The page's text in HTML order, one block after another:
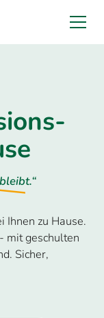
Ihnen zu Hause.
mit geschulten
Sicher,